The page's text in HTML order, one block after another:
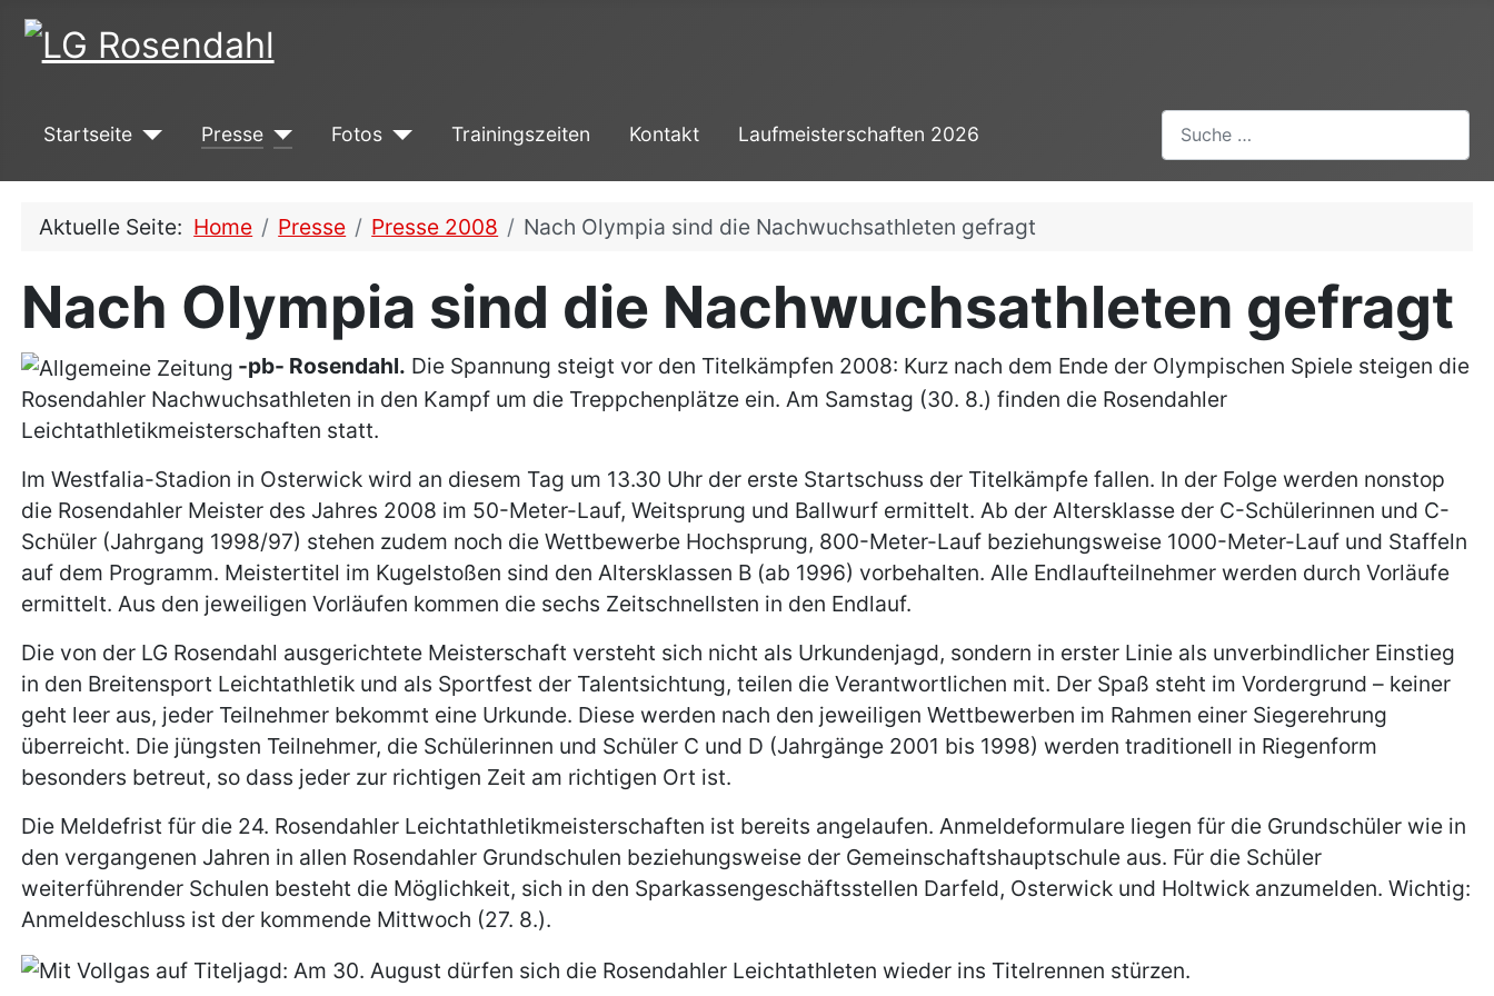
Startseite Presse Fotos Trainingszeiten Kontakt Laufmeisterschaften 2026 Suchen
Aktuelle Seite: Home Presse Presse 2008 Nach Olympia sind die Nachwuchsathleten gefragt
Nach Olympia sind die Nachwuchsathleten gefragt
-pb- Rosendahl. Die Spannung steigt vor den Titelkämpfen 2008: Kurz nach dem Ende der Olympischen Spiele steigen die
Rosendahler Nachwuchsathleten in den Kampf um die Treppchenplätze ein. Am Samstag (30. 8.) finden die Rosendahler
Leichtathletikmeisterschaften statt.
Im Westfalia-Stadion in Osterwick wird an diesem Tag um 13.30 Uhr der erste Startschuss der Titelkämpfe fallen. In der Folge werden nonstop
die Rosendahler Meister des Jahres 2008 im 50-Meter-Lauf, Weitsprung und Ballwurf ermittelt. Ab der Altersklasse der C-Schülerinnen und C-
Schüler (Jahrgang 1998/97) stehen zudem noch die Wettbewerbe Hochsprung, 800-Meter-Lauf beziehungsweise 1000-Meter-Lauf und Staffeln
auf dem Programm. Meistertitel im Kugelstoßen sind den Altersklassen B (ab 1996) vorbehalten. Alle Endlaufteilnehmer werden durch Vorläufe
ermittelt. Aus den jeweiligen Vorläufen kommen die sechs Zeitschnellsten in den Endlauf.
Die von der LG Rosendahl ausgerichtete Meisterschaft versteht sich nicht als Urkundenjagd, sondern in erster Linie als unverbindlicher Einstieg
in den Breitensport Leichtathletik und als Sportfest der Talentsichtung, teilen die Verantwortlichen mit. Der Spaß steht im Vordergrund – keiner
geht leer aus, jeder Teilnehmer bekommt eine Urkunde. Diese werden nach den jeweiligen Wettbewerben im Rahmen einer Siegerehrung
überreicht. Die jüngsten Teilnehmer, die Schülerinnen und Schüler C und D (Jahrgänge 2001 bis 1998) werden traditionell in Riegenform
besonders betreut, so dass jeder zur richtigen Zeit am richtigen Ort ist.
Die Meldefrist für die 24. Rosendahler Leichtathletikmeisterschaften ist bereits angelaufen. Anmeldeformulare liegen für die Grundschüler wie in
den vergangenen Jahren in allen Rosendahler Grundschulen beziehungsweise der Gemeinschaftshauptschule aus. Für die Schüler
weiterführender Schulen besteht die Möglichkeit, sich in den Sparkassengeschäftsstellen Darfeld, Osterwick und Holtwick anzumelden. Wichtig:
Anmeldeschluss ist der kommende Mittwoch (27. 8.).